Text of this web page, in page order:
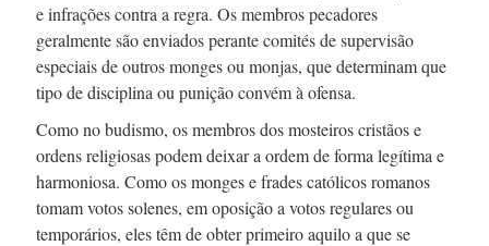
e infrações contra a regra. Os membros pecadores
geralmente são enviados perante comités de supervisão
especiais de outros monges ou monjas, que determinam que
tipo de disciplina ou punição convém à ofensa.
Como no budismo, os membros dos mosteiros cristãos e
ordens religiosas podem deixar a ordem de forma legítima e
harmoniosa. Como os monges e frades católicos romanos
tomam votos solenes, em oposição a votos regulares ou
temporários, eles têm de obter primeiro aquilo a que se